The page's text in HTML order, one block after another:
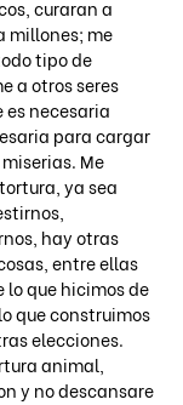
curaran a
millones; me
tipo de
a otros seres
es necesaria
para cargar
Me
ya sea
hay otras
entre ellas
lo que hicimos de
que construimos
elecciones.
animal,
y no descansare